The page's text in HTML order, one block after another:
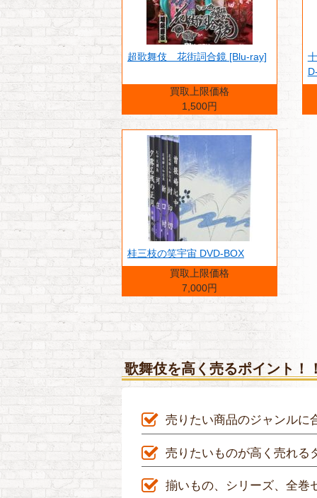
超歌舞伎 花街詞合鏡 [Blu-ray]
買取上限価格
1,500円
桂三枝の笑宇宙 DVD-BOX
買取上限価格
7,000円
歌舞伎を高く売るポイント！
売りたい商品のジャンルに
売りたいものが高く売れる
揃いもの、シリーズ、全巻